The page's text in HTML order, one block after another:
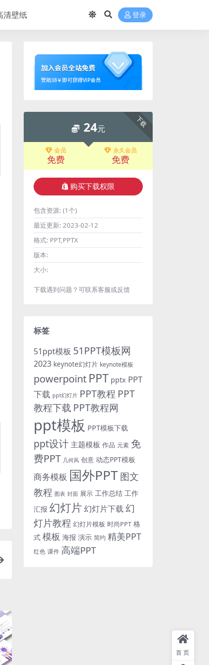
清壁纸 登录
下载
24元
会员
免费
永久会员
免费
购买下载权限
包含资源: (1个)
最近更新: 2023-02-12
格式: PPT,PPTX
版本:
大小:
下载遇到问题？可联系客服或反馈
标签
51ppt模板 51PPT模板网
2023 keynote幻灯片 keynote模板
powerpoint PPT pptx PPT
下载 ppt幻灯片 PPT教程 PPT
教程下载 PPT教程网
ppt模板 PPT模板下载
ppt设计 主题模板 作品 元素 免
费PPT 几何风 创意 动态PPT模板
商务模板 国外PPT图文
教程 图表 封面 展示 工作总结 工作
汇报 幻灯片 幻灯片下载 幻
灯片教程 幻灯片模板 时尚PPT 格
式 模板 海报 演示 简约 精美PPT
红色 课件 高端PPT
首页